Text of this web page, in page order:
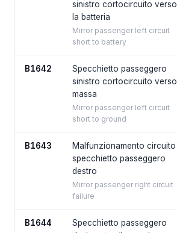
sinistro cortocircuito verso
la batteria
Mirror passenger left circuit
short to battery
B1642
Specchietto passeggero
sinistro cortocircuito verso
massa
Mirror passenger left circuit
short to ground
B1643
Malfunzionamento circuito
specchietto passeggero
destro
Mirror passenger right circuit
failure
B1644
Specchietto passeggero